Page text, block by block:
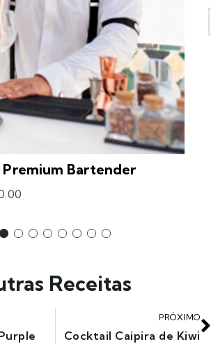
Bartender
Receitas
PRÓXIMO
Cocktail Caipira de Kiwi